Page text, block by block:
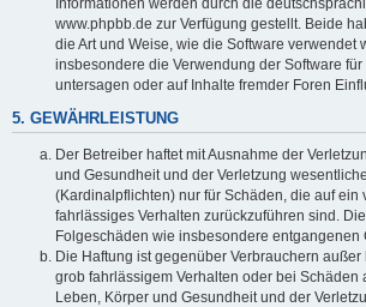
Informationen werden durch die
www.phpbb.de zur Verfügung gestellt. Beide
die Art und Weise, wie die Software verwendet
insbesondere die Verwendung der Software
untersagen oder auf Inhalte fremder Foren
5. GEWÄHRLEISTUNG
Der Betreiber haftet mit Ausnahme der
und Gesundheit und der Verletzung
(Kardinalpflichten) nur für Schäden, die auf ein
fahrlässiges Verhalten zurückzuführen sind.
Folgeschäden wie insbesondere entgangenen
Die Haftung ist gegenüber Verbrauchern
grob fahrlässigem Verhalten oder bei Schäden
Leben, Körper und Gesundheit und der